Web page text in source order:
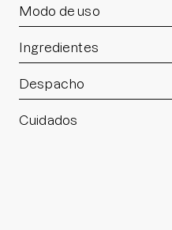
Modo de uso
Ingredientes
Despacho
Cuidados